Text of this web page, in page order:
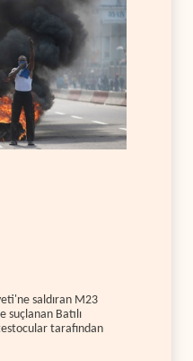
saldıran M23
suçlanan Batılı
tarafından